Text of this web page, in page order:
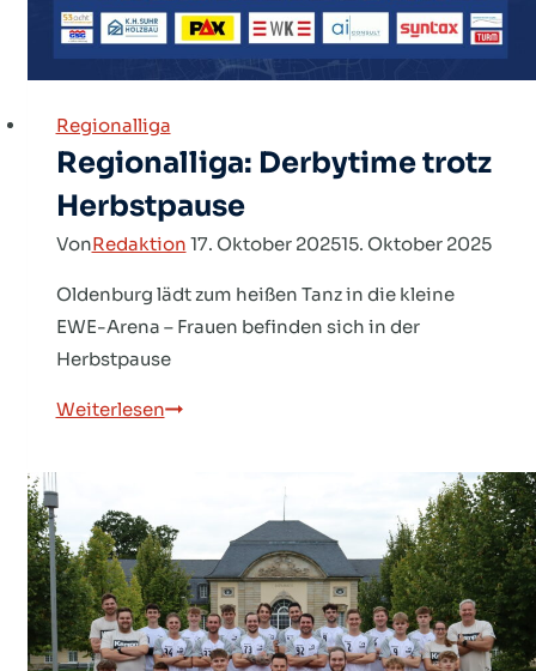
Regionalliga
Regionalliga: Derbytime trotz
Herbstpause
VonRedaktion 17. Oktober 202515. Oktober 2025
Oldenburg lädt zum heißen Tanz in die kleine
EWE-Arena – Frauen befinden sich in der
Herbstpause
WeiterlesenRegionalliga: